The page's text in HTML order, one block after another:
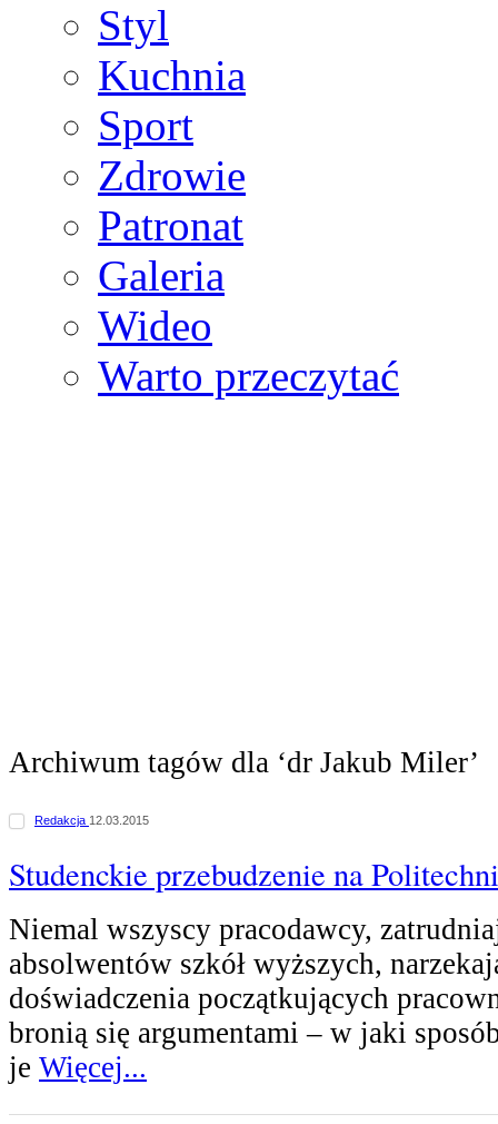
Styl
Kuchnia
Sport
Zdrowie
Patronat
Galeria
Wideo
Warto przeczytać
Archiwum tagów dla ‘dr Jakub Miler’
Redakcja 12.03.2015
Studenckie przebudzenie na
Niemal wszyscy pracodawcy,
absolwentów szkół wyższych,
doświadczenia początkujących
bronią się argumentami – w jaki
je Więcej...